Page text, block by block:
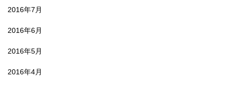
2016年7月
2016年6月
2016年5月
2016年4月